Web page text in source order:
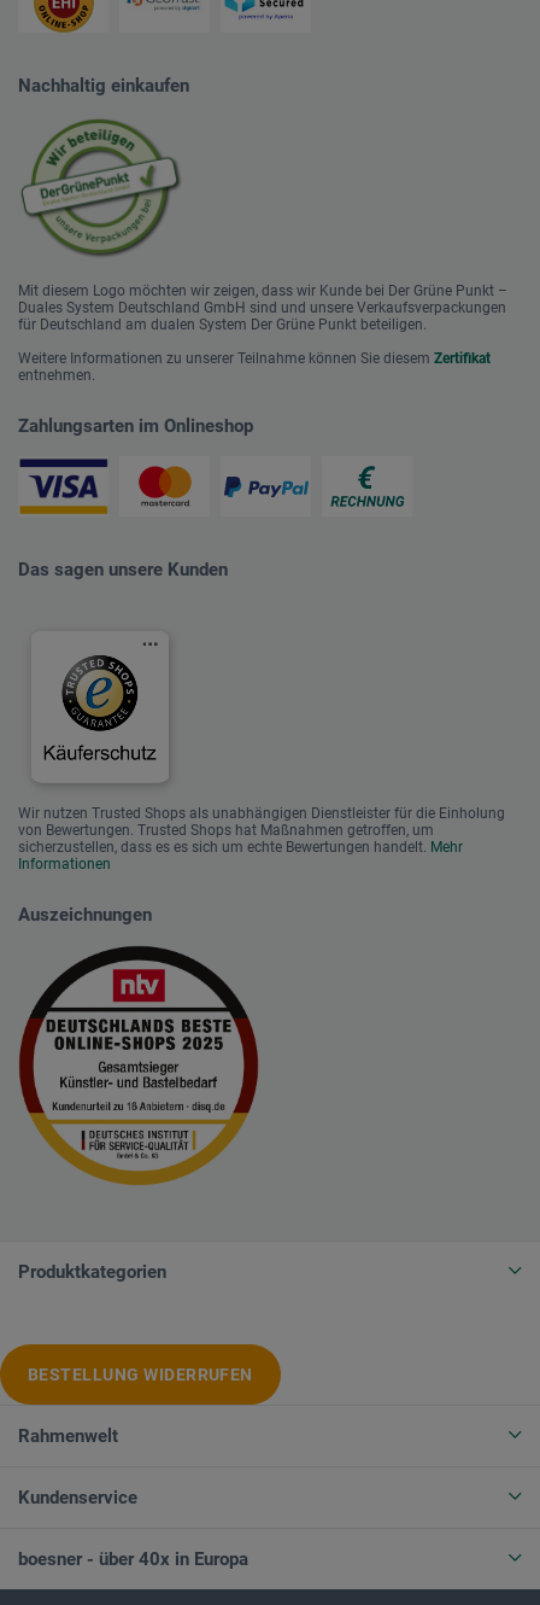
Nachhaltig einkaufen
Mit diesem Logo möchten wir zeigen, dass wir Kunde bei Der Grüne Punkt –
Duales System Deutschland GmbH sind und unsere Verkaufsverpackungen
für Deutschland am dualen System Der Grüne Punkt beteiligen.
Weitere Informationen zu unserer Teilnahme können Sie diesem Zertifikat
entnehmen.
Zahlungsarten im Onlineshop
Das sagen unsere Kunden
Wir nutzen Trusted Shops als unabhängigen Dienstleister für die Einholung
von Bewertungen. Trusted Shops hat Maßnahmen getroffen, um
sicherzustellen, dass es es sich um echte Bewertungen handelt. Mehr
Informationen
Auszeichnungen
Produktkategorien
BESTELLUNG WIDERRUFEN
Rahmenwelt
Kundenservice
boesner - über 40x in Europa